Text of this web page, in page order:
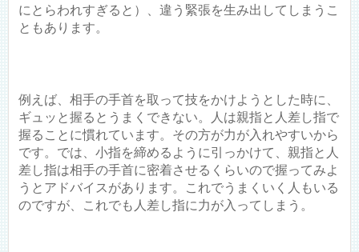
にとらわれすぎると）、違う緊張を生み出してしまうこ
ともあります。
例えば、相手の手首を取って技をかけようとした時に、
ギュッと握るとうまくできない。人は親指と人差し指で
握ることに慣れています。その方が力が入れやすいから
です。では、小指を締めるように引っかけて、親指と人
差し指は相手の手首に密着させるくらいので握ってみよ
うとアドバイスがあります。これでうまくいく人もいる
のですが、これでも人差し指に力が入ってしまう。